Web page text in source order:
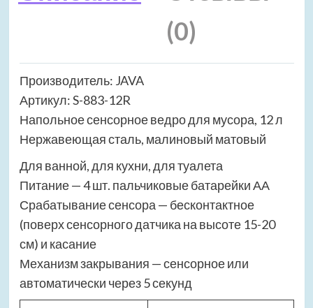
(0)
Производитель: JAVA
Артикул: S-883-12R
Напольное сенсорное ведро для мусора, 12 л
Нержавеющая сталь, малиновый матовый
Для ванной, для кухни, для туалета
Питание — 4 шт. пальчиковые батарейки АА
Срабатывание сенсора — бесконтактное
(поверх сенсорного датчика на высоте 15-20
см) и касание
Механизм закрывания — сенсорное или
автоматически через 5 секунд